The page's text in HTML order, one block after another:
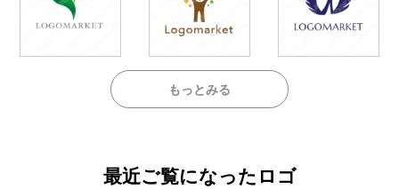
もっとみる
最近ご覧になったロゴ